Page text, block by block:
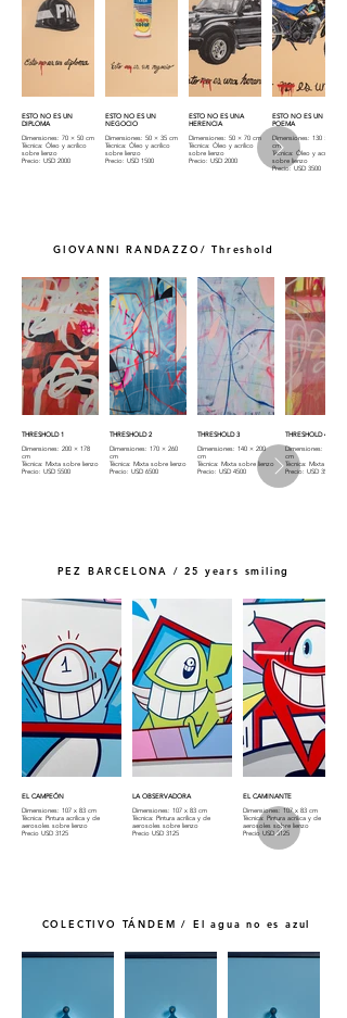
ESTO NO ES UN
DIPLOMA
Dimensiones: 70 × 50 cm
Técnica: Óleo y acrílico
sobre lienzo
Precio: USD 2000
ESTO NO ES UN
NEGOCIO
Dimensiones: 50 × 35 cm
Técnica: Óleo y acrílico
sobre lienzo
Precio: USD 1500
ESTO NO ES UNA
HERENCIA
Dimensiones: 50 × 70 cm
Técnica: Óleo y acrílico
sobre lienzo
Precio: USD 2000
ESTO NO ES UN
POEMA
Dimensiones: 130 × 100
cm
Técnica: Óleo y acrílico
sobre lienzo
Precio: USD 3500
GIOVANNI RANDAZZO/ Threshold
THRESHOLD 1
Dimensiones: 200 × 178
cm
Técnica: Mixta sobre lienzo
Precio: USD 5500
THRESHOLD 2
Dimensiones: 170 × 260
cm
Técnica: Mixta sobre lienzo
Precio: USD 6500
THRESHOLD 3
Dimensiones: 140 × 200
cm
Técnica: Mixta sobre lienzo
Precio: USD 4500
THRESHOLD 4
Dimensiones: 130 ×
cm
Técnica: Mixta sobre
Precio: USD 3500
PEZ BARCELONA / 25 years smiling
EL CAMPEÓN
Dimensiones: 107 x 83 cm
Técnica: Pintura acrílica y de
aerosoles sobre lienzo
Precio USD 3125
LA OBSERVADORA
Dimensiones: 107 x 83 cm
Técnica: Pintura acrílica y de
aerosoles sobre lienzo
Precio USD 3125
EL CAMINANTE
Dimensiones: 107 x 83 cm
Técnica: Pintura acrílica y de
aerosoles sobre lienzo
Precio USD 3125
COLECTIVO TÁNDEM / El agua no es azul